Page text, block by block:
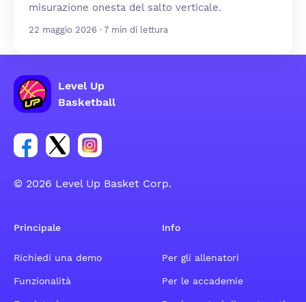
misurazione onesta del salto verticale.
22 maggio 2026 · 7 min di lettura
Level Up
Basketball
Link per il gruppo social dell'account Facebook
Link per il gruppo social dell'account Tweeter
Link per il gruppo social dell'account
© 2026 Level Up Basket Corp.
Principale
Richiedi una demo
Funzionalità
Info
Per gli allenatori
Per le accademie